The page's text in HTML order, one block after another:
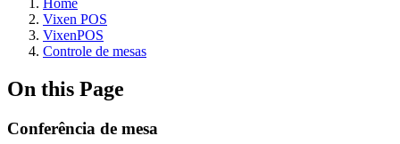
Home
Vixen POS
VixenPOS
Controle de mesas
On this Page
Conferência de mesa